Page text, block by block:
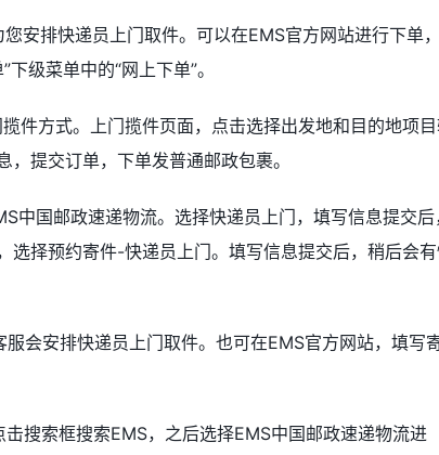
安排快递员上门取件。可以在EMS官方网站进行下单，
级菜单中的“网上下单”。
件方式。上门揽件页面，点击选择出发地和目的地项
提交订单，下单发普通邮政包裹。
中国邮政速递物流。选择快递员上门，填写信息提交后
选择预约寄件-快递员上门。填写信息提交后，稍后会
会安排快递员上门取件。也可在EMS官方网站，填写
搜索框搜索EMS，之后选择EMS中国邮政速递物流进